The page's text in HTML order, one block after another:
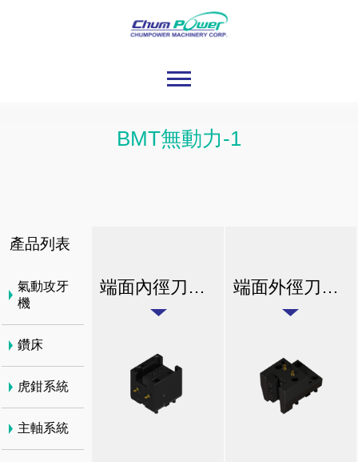
BMT無動力-1
端面內徑刀座 B1& B2 端面外徑刀座 C1
產品列表
氣動攻牙
機
鑽床
虎鉗系統
主軸系統